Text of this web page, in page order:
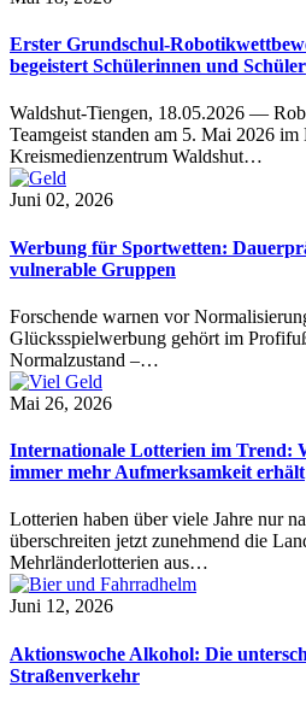
Erster Grundschul-
begeistert Schülerinnen und Schüler
Waldshut-Tiengen, 18.05.2026 —
Teamgeist standen am 5. Mai 2026
Kreismedienzentrum Waldshut…
Juni 02, 2026
Werbung für Sportwetten:
vulnerable Gruppen
Forschende warnen vor
Glücksspielwerbung gehört im
Normalzustand –…
Mai 26, 2026
Internationale Lotterien im Trend:
immer mehr Aufmerksamkeit erhält
Lotterien haben über viele Jahre nur
überschreiten jetzt zunehmend die
Mehrländerlotterien aus…
Juni 12, 2026
Aktionswoche Alkohol: Die
Straßenverkehr